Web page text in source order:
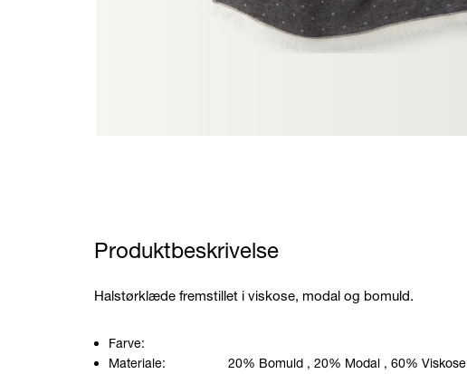
Produktbeskrivelse
Halstørklæde fremstillet i viskose, modal og bomuld.
Farve:
Materiale:
20% Bomuld , 20% Modal , 60% Viskose